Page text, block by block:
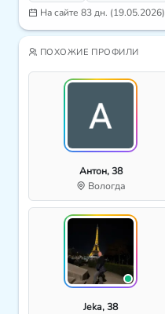
На сайте 83 дн. (19.05.2026)
ПОХОЖИЕ ПРОФИЛИ
Антон, 38
Вологда
Jeka, 38